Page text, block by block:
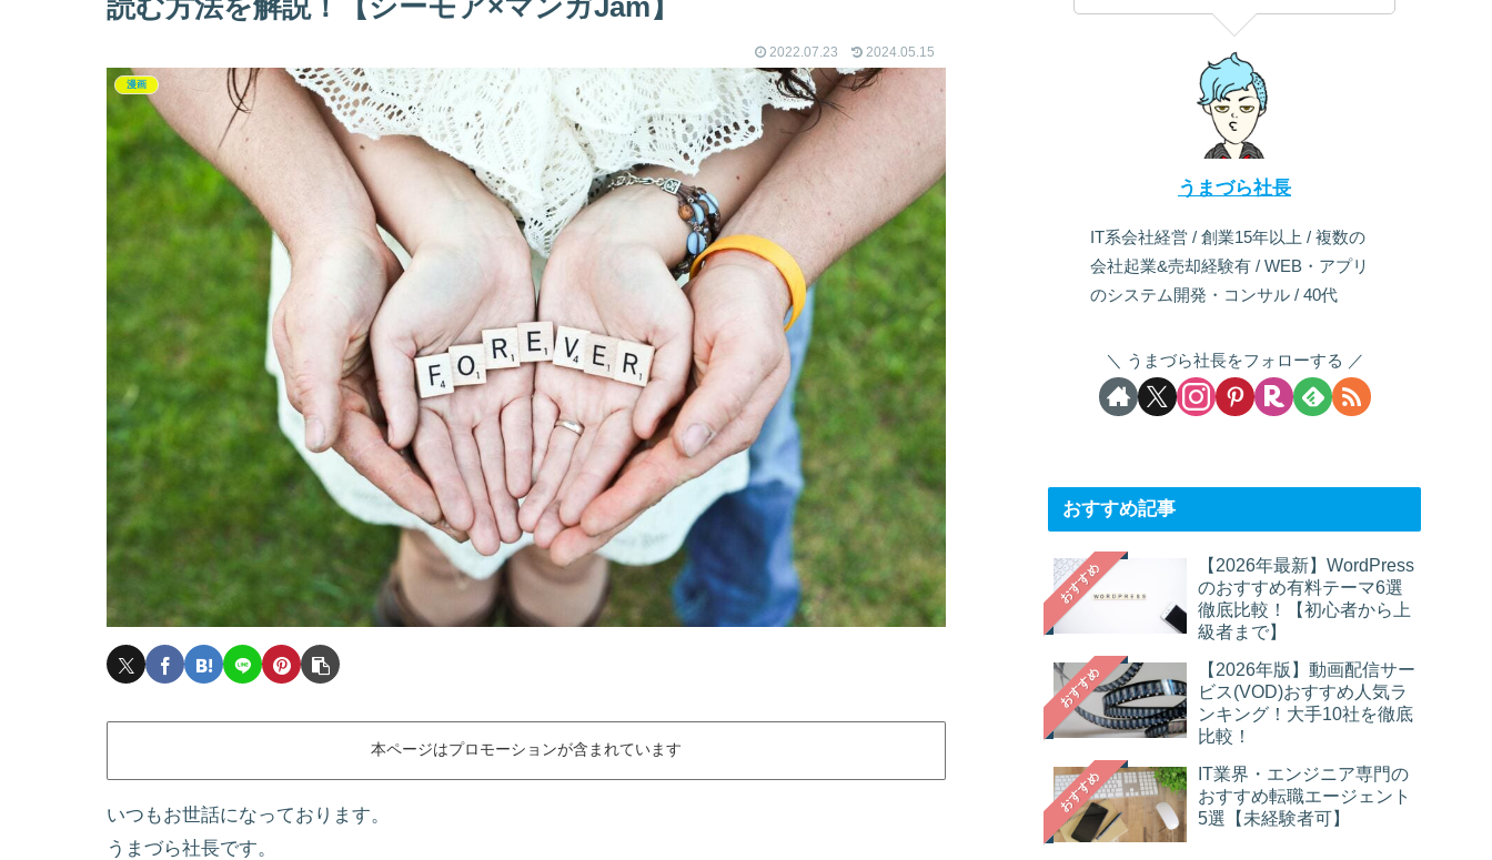
2022.07.23 2024.05.15
漫画
本ページはプロモーションが含まれています
いつもお世話になっております。
うまづら社長です。
うまづら社長
IT系会社経営 / 創業15年以上 / 複数の
会社起業&売却経験有 / WEB・アプリ
のシステム開発・コンサル / 40代
うまづら社長をフォローする
おすすめ記事
おすすめ
【2026年最新】WordPress
のおすすめ有料テーマ6選
徹底比較！【初心者から上
級者まで】
おすすめ
【2026年版】動画配信サー
ビス(VOD)おすすめ人気ラ
ンキング！大手10社を徹底
比較！
おすすめ
IT業界・エンジニア専門の
おすすめ転職エージェント
5選【未経験者可】